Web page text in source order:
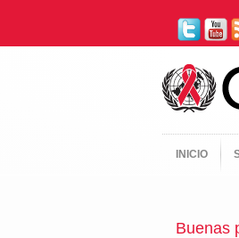
INICIO
Buenas